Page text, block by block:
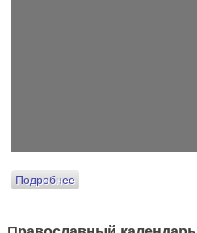
Подробнее